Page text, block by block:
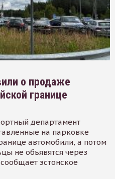
о продаже
границе
департамент
на парковке
автомобили, а потом
не объявятся через
эстонское